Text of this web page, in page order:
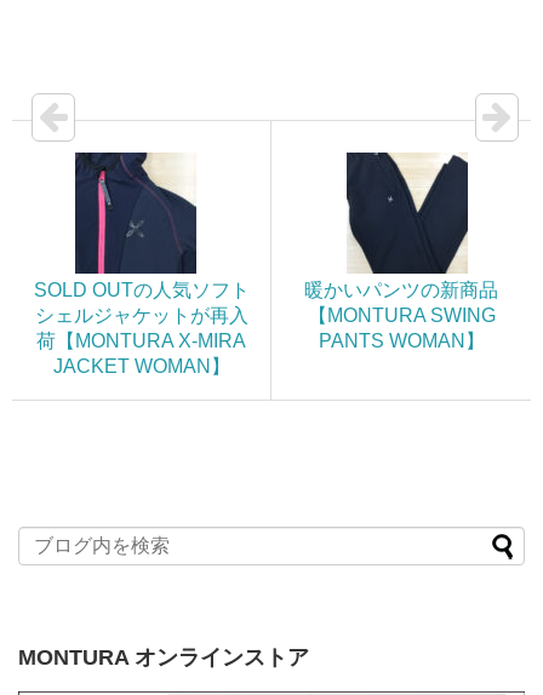
SOLD OUTの人気ソフト
シェルジャケットが再入
荷【MONTURA X-MIRA
JACKET WOMAN】
暖かいパンツの新商品
【MONTURA SWING
PANTS WOMAN】
MONTURA オンラインストア